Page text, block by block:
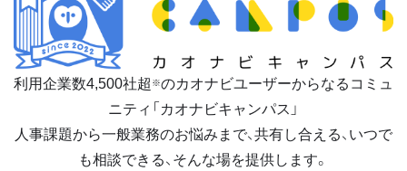
利用企業数4,500社超 ※のカオナビユーザーからなるコミュ
ニティ「カオナビキャンパス」
人事課題から一般業務のお悩みまで、共有し合える、いつで
も相談できる、そんな場を提供します。